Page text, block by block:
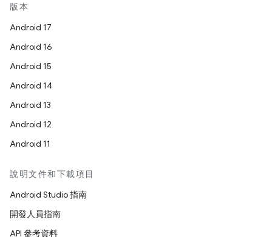
版本
Android 17
Android 16
Android 15
Android 14
Android 13
Android 12
Android 11
說明文件和下載項目
Android Studio 指南
開發人員指南
API 參考資料